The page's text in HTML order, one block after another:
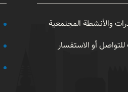
والأنشطة المجتمعية
أو الاستفسار